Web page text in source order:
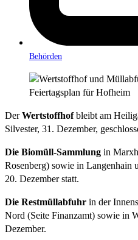
Behörden
DerWertstoffhofbleibt am
Silvester, 31. Dezember,
Die Biomüll-Sammlung in
Rosenberg) sowie in Langenhain
20. Dezember statt.
Die Restmüllabfuhr in der
Nord (Seite Finanzamt) sowie in
Dezember.